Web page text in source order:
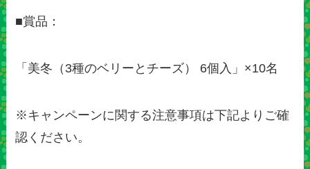
■賞品：
「美冬（3種のベリーとチーズ） 6個入」×10名
※キャンペーンに関する注意事項は下記よりご確
認ください。